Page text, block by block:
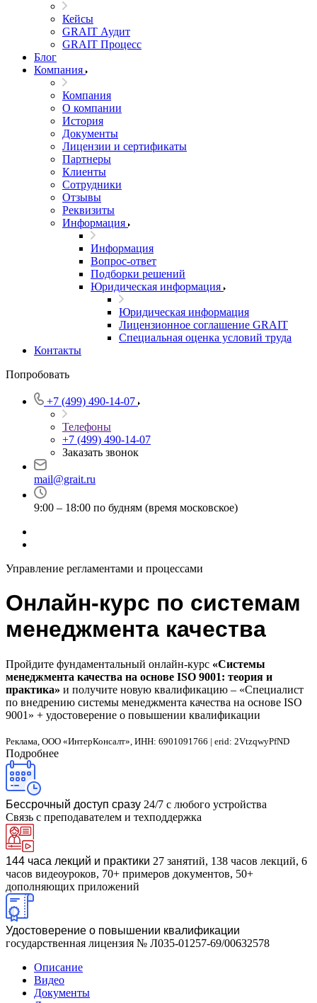
Кейсы
GRAIT Аудит
GRAIT Процесс
Блог
Компания
Компания
О компании
История
Документы
Лицензии и сертификаты
Партнеры
Клиенты
Сотрудники
Отзывы
Реквизиты
Информация
Информация
Вопрос-ответ
Подборки решений
Юридическая информация
Юридическая информация
Лицензионное соглашение GRAIT
Специальная оценка условий труда
Контакты
Попробовать
+7 (499) 490-14-07
Телефоны
+7 (499) 490-14-07
Заказать звонок
mail@grait.ru
9:00 – 18:00 по будням (время московское)
Управление регламентами и процессами
Онлайн-курс по системам
менеджмента качества
Пройдите фундаментальный онлайн-курс «Системы
менеджмента качества на основе ISO 9001: теория и
практика» и получите новую квалификацию – «Специалист
по внедрению системы менеджмента качества на основе ISO
9001» + удостоверение о повышении квалификации
Реклама, ООО «ИнтерКонсалт», ИНН: 6901091766 | erid: 2VtzqwyPfND
Подробнее
Бессрочный доступ сразу 24/7 с любого устройства
Связь с преподавателем и техподдержка
144 часа лекций и практики 27 занятий, 138 часов лекций, 6
часов видеоуроков, 70+ примеров документов, 50+
дополняющих приложений
Удостоверение о повышении квалификации
государственная лицензия № Л035-01257-69/00632578
Описание
Видео
Документы